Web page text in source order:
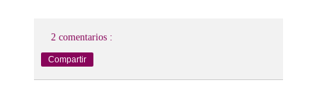
2 comentarios :
Compartir